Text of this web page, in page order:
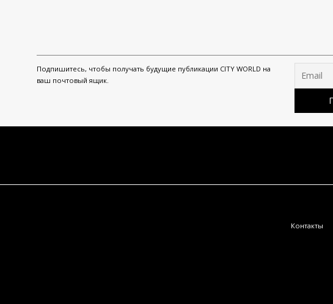
Подпишитесь, чтобы получать будущие публикации CITY WORLD на
ваш почтовый ящик.
Контакты